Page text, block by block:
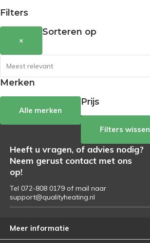
Filters
×
Sorteren op
Merken
Alle merken
Prijs
Filters wissen
Heeft u vragen, of advies nodig?
Neem gerust contact met ons
op!
Tel 072-808 0179 of mail naar
support@qualityheating.nl
Meer informatie